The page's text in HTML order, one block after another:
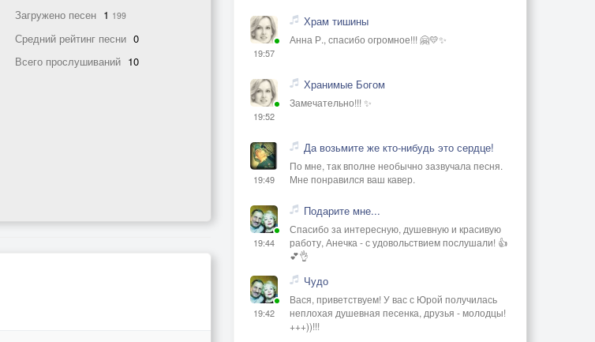
Загружено песен 1 199
Средний рейтинг песни 0
Всего прослушиваний 10
19:57
Храм тишины
Анна Р., спасибо огромное!!! 🤗💛✨
19:52
Хранимые Богом
Замечательно!!! ✨
19:49
Да возьмите же кто-нибудь это сердце!
По мне, так вполне необычно зазвучала песня.
Мне понравился ваш кавер.
19:44
Подарите мне...
Спасибо за интересную, душевную и красивую
работу, Анечка - с удовольствием послушали! 👍
💕👌
19:42
Чудо
Вася, приветствуем! У вас с Юрой получилась
неплохая душевная песенка, друзья - молодцы!
+++))!!!